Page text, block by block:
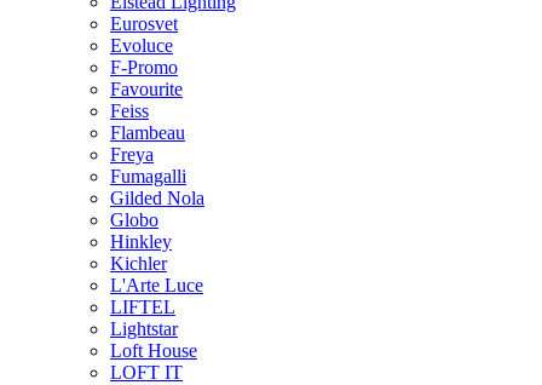
Eurosvet
Evoluce
F-Promo
Favourite
Feiss
Flambeau
Freya
Fumagalli
Gilded Nola
Globo
Hinkley
Kichler
L'Arte Luce
LIFTEL
Lightstar
Loft House
LOFT IT